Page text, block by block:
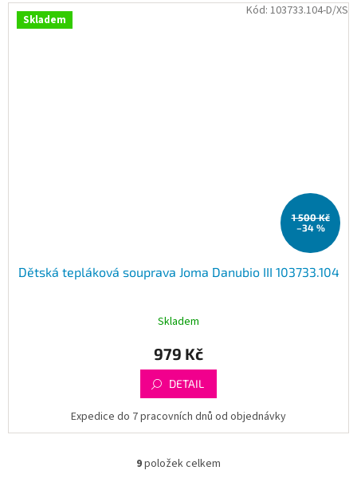
Skladem
1 500 Kč
–34 %
Dětská tepláková souprava Joma Danubio III 103733.104
Skladem
979 Kč
DETAIL
Expedice do 7 pracovních dnů od objednávky
Kód: 103733.104-D/XS
O
9položek celkem